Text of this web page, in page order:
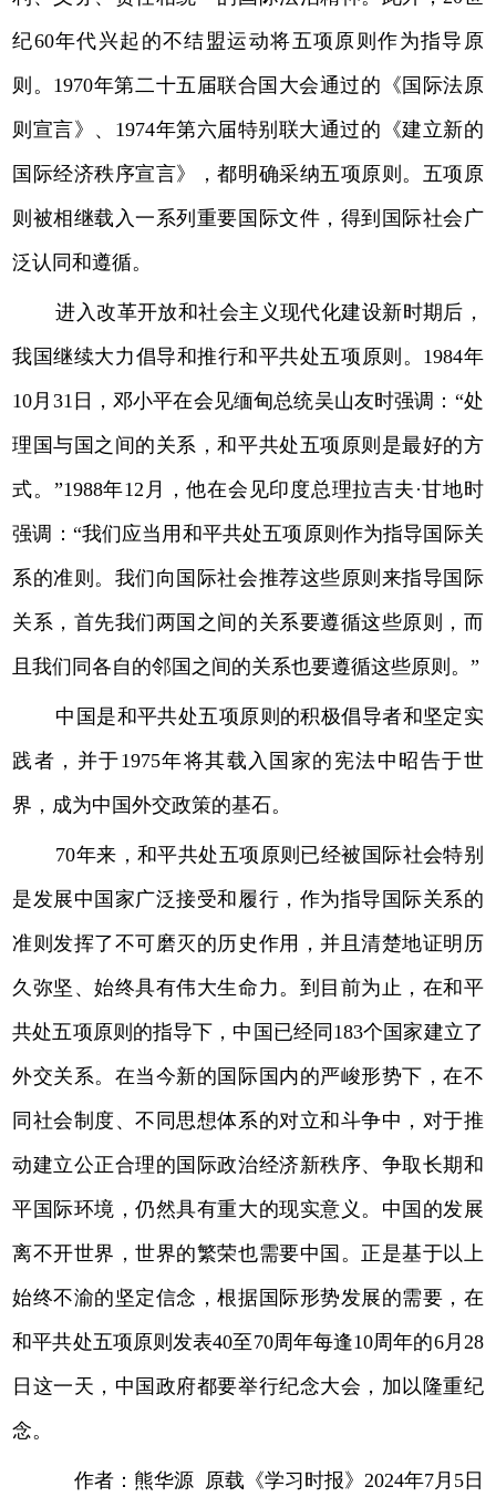
纪60年代兴起的不结盟运动将五项原则作为指导原
则。1970年第二十五届联合国大会通过的《国际法原
则宣言》、1974年第六届特别联大通过的《建立新的
国际经济秩序宣言》，都明确采纳五项原则。五项原
则被相继载入一系列重要国际文件，得到国际社会广
泛认同和遵循。
进入改革开放和社会主义现代化建设新时期后，
我国继续大力倡导和推行和平共处五项原则。1984年
10月31日，邓小平在会见缅甸总统吴山友时强调：“处
理国与国之间的关系，和平共处五项原则是最好的方
式。”1988年12月，他在会见印度总理拉吉夫·甘地时
强调：“我们应当用和平共处五项原则作为指导国际关
系的准则。我们向国际社会推荐这些原则来指导国际
关系，首先我们两国之间的关系要遵循这些原则，而
且我们同各自的邻国之间的关系也要遵循这些原则。”
中国是和平共处五项原则的积极倡导者和坚定实
践者，并于1975年将其载入国家的宪法中昭告于世
界，成为中国外交政策的基石。
70年来，和平共处五项原则已经被国际社会特别
是发展中国家广泛接受和履行，作为指导国际关系的
准则发挥了不可磨灭的历史作用，并且清楚地证明历
久弥坚、始终具有伟大生命力。到目前为止，在和平
共处五项原则的指导下，中国已经同183个国家建立了
外交关系。在当今新的国际国内的严峻形势下，在不
同社会制度、不同思想体系的对立和斗争中，对于推
动建立公正合理的国际政治经济新秩序、争取长期和
平国际环境，仍然具有重大的现实意义。中国的发展
离不开世界，世界的繁荣也需要中国。正是基于以上
始终不渝的坚定信念，根据国际形势发展的需要，在
和平共处五项原则发表40至70周年每逢10周年的6月28
日这一天，中国政府都要举行纪念大会，加以隆重纪
念。
作者：熊华源 原载《学习时报》2024年7月5日